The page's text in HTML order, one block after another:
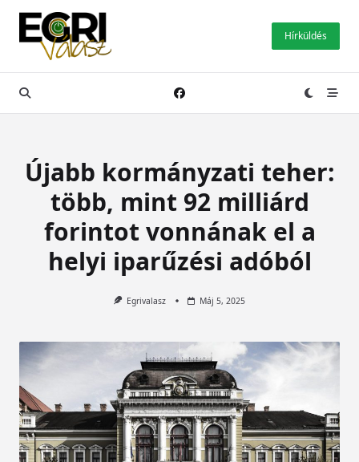
Skip
content
Hírküldés
Újabb kormányzati teher:
több, mint 92 milliárd
forintot vonnának el a
helyi iparűzési adóból
Egrivalasz Máj 5, 2025